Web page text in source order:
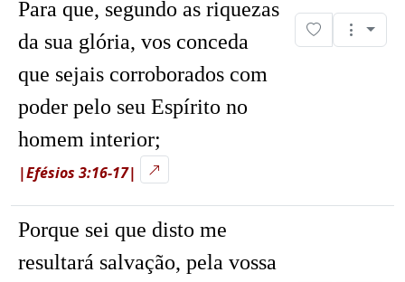
Para que, segundo as riquezas
da sua glória, vos conceda
que sejais corroborados com
poder pelo seu Espírito no
homem interior;
|Efésios 3:16-17|
Porque sei que disto me
resultará salvação, pela vossa